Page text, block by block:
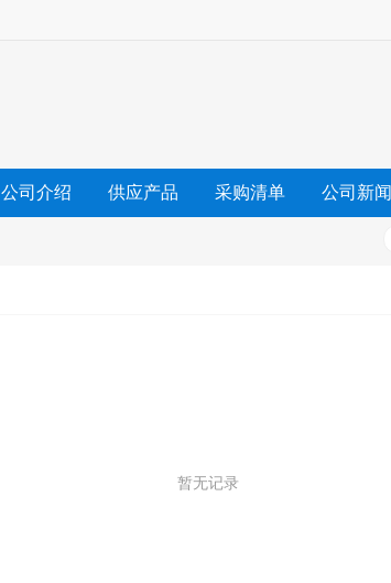
公司介绍 供应产品 采购清单 公司新闻
暂无记录